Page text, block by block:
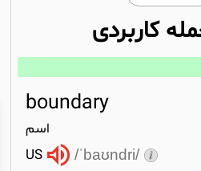
کاربردی
boundary
اسم
US
/ˈbaʊndri/